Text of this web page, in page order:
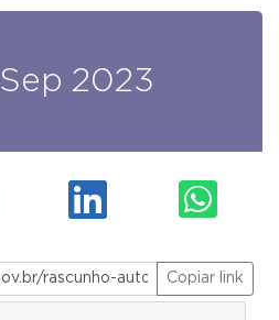
Sep 2023
Copiar link